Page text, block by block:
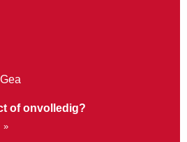
of onvolledig?
»